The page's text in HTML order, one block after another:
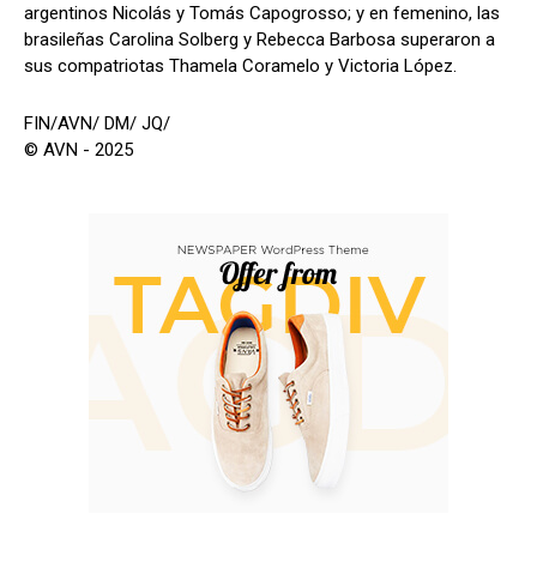
argentinos Nicolás y Tomás Capogrosso; y en femenino, las
brasileñas Carolina Solberg y Rebecca Barbosa superaron a
sus compatriotas Thamela Coramelo y Victoria López.
FIN/AVN/ DM/ JQ/
© AVN - 2025